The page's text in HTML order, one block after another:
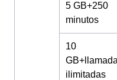
5 GB+250
minutos
10
ilimitadas